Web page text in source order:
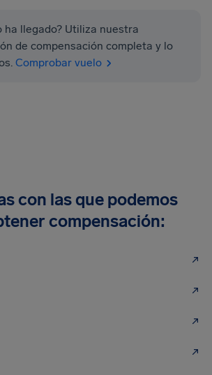
ha llegado? Utiliza nuestra
de compensación completa y lo
Comprobar vuelo
con las que podemos
compensación: